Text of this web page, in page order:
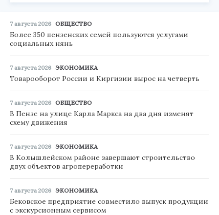
7 августа 2026 ОБЩЕСТВО
Более 350 пензенских семей пользуются услугами
социальных нянь
7 августа 2026 ЭКОНОМИКА
Товарооборот России и Киргизии вырос на четверть
7 августа 2026 ОБЩЕСТВО
В Пензе на улице Карла Маркса на два дня изменят
схему движения
7 августа 2026 ЭКОНОМИКА
В Колышлейском районе завершают строительство
двух объектов агропереработки
7 августа 2026 ЭКОНОМИКА
Бековское предприятие совместило выпуск продукции
с экскурсионным сервисом